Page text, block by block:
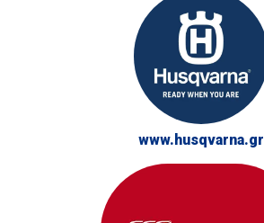
www.husqvarna.gr